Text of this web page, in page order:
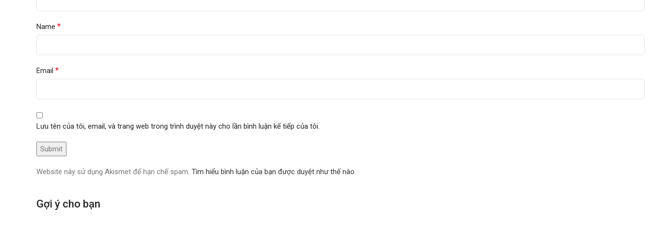
Name *
Email *
Lưu tên của tôi, email, và trang web trong trình duyệt này cho lần bình luận kế tiếp của tôi.
Website này sử dụng Akismet để hạn chế spam. Tìm hiểu bình luận của bạn được duyệt như thế nào.
Gợi ý cho bạn